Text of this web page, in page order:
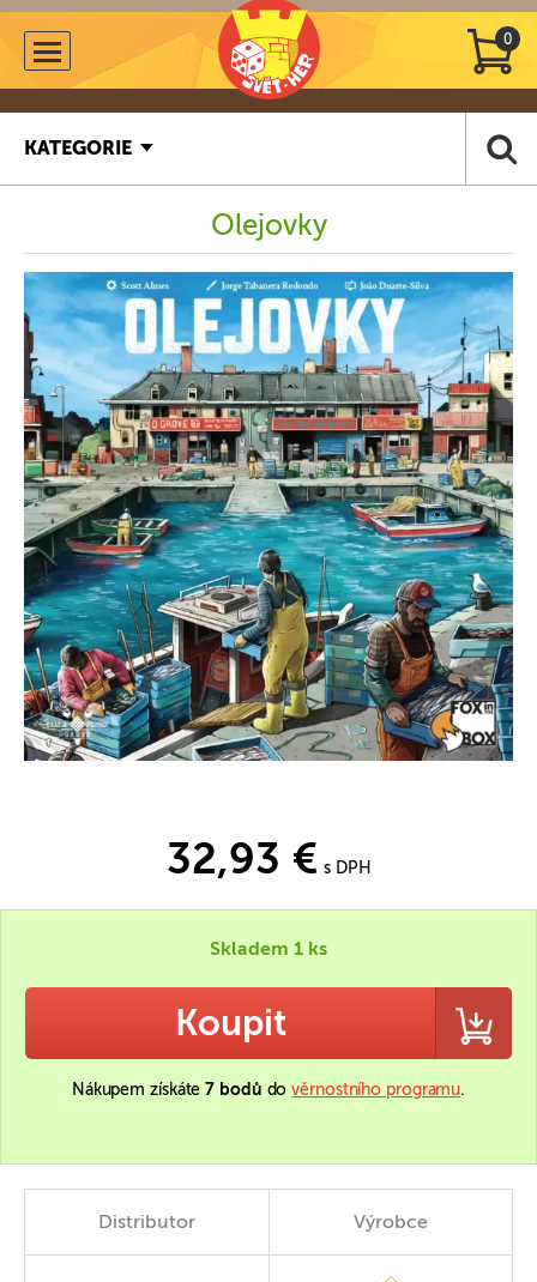
0
KATEGORIE
Olejovky
32,93 € s DPH
Skladem 1 ks
Koupit
Nákupem získáte7 bodů dověrnostního programu.
Distributor Výrobce